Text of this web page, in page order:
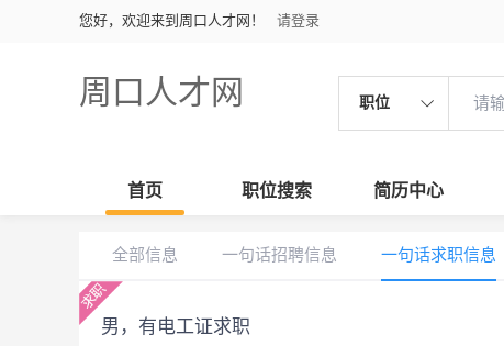
您好，欢迎来到周口人才网！ 请登录
周口人才网 职位
首页 职位搜索 简历中心
全部信息 一句话招聘信息 一句话求职信息
男，有电工证求职